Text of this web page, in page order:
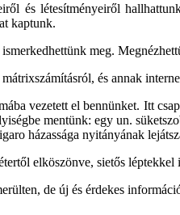
és létesítményeiről
kaptunk.
meg.
és annak
vezetett el bennünket. Itt
mentünk: egy un.
házassága nyitányának
elköszönve, sietős
de új és érdekes